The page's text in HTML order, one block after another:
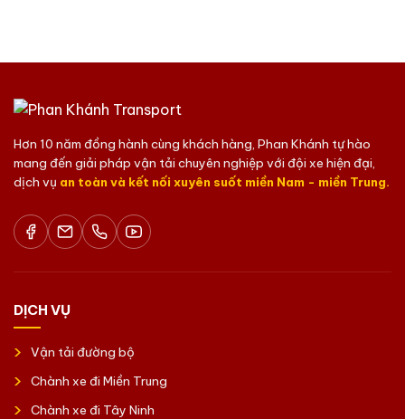
Hơn 10 năm đồng hành cùng khách hàng, Phan Khánh tự hào
mang đến giải pháp vận tải chuyên nghiệp với đội xe hiện đại,
dịch vụ an toàn và kết nối xuyên suốt miền Nam - miền Trung.
DỊCH VỤ
Vận tải đường bộ
Chành xe đi Miền Trung
Chành xe đi Tây Ninh